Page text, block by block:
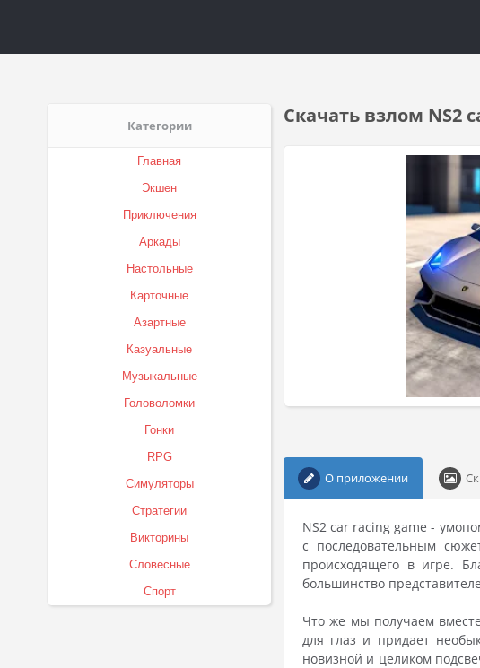
Категории
Главная
Экшен
Приключения
Аркады
Настольные
Карточные
Азартные
Казуальные
Музыкальные
Головоломки
Гонки
RPG
Симуляторы
Стратегии
Викторины
Словесные
Спорт
Скачать взлом NS2
О приложении
NS2 car racing game -
с последовательным
происходящего в игре.
большинство
Что же мы получаем
для глаз и придает
новизной и целиком